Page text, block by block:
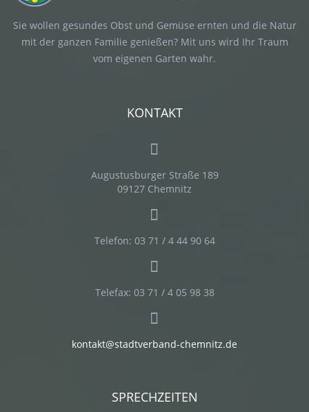
Sie wollen gesundes Obst und Gemüse ernten und die Natur
mit der ganzen Familie genießen? Mit uns wird Ihr Traum
vom eigenen Garten wahr.
KONTAKT
Augustusburger Straße 189
09127 Chemnitz
Telefon: 03 71 / 4 44 90 64
Telefax: 03 71 / 4 05 98 38
kontakt@stadtverband-chemnitz.de
SPRECHZEITEN